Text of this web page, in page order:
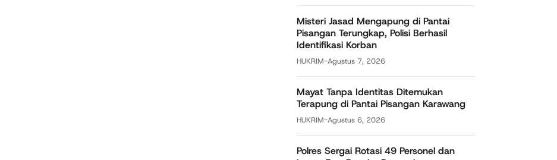
Misteri Jasad Mengapung di Pantai
Pisangan Terungkap, Polisi Berhasil
Identifikasi Korban
HUKRIM-Agustus 7, 2026
Mayat Tanpa Identitas Ditemukan
Terapung di Pantai Pisangan Karawang
HUKRIM-Agustus 6, 2026
Polres Sergai Rotasi 49 Personel dan